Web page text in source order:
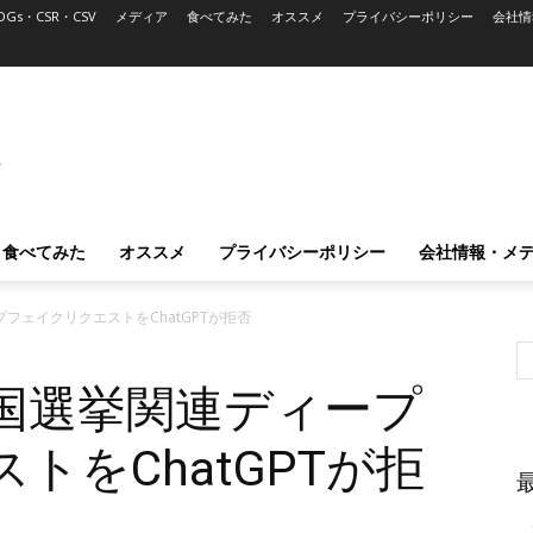
・CSR・CSV メディア 食べてみた オススメ プライバシーポリシー 会社
食べてみた オススメ プライバシーポリシー 会社情報・メ
ェイクリクエストをChatGPTが拒否
選挙関連ディープ
トをChatGPTが拒